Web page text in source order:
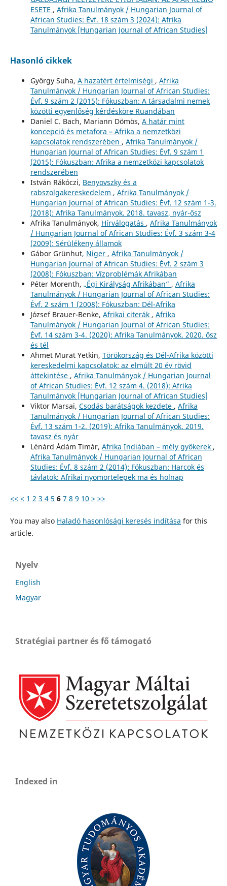
ESETE , Afrika Tanulmányok / Hungarian Journal of
African Studies: Évf. 18 szám 3 (2024): Afrika
Tanulmányok [Hungarian Journal of African Studies]
Hasonló cikkek
György Suha, A hazatért értelmiségi , Afrika
Tanulmányok / Hungarian Journal of African Studies:
Évf. 9 szám 2 (2015): Fókuszban: A társadalmi nemek
közötti egyenlőség kérdésköre Ruandában
Daniel C. Bach, Mariann Dömös, A határ mint
koncepció és metafora – Afrika a nemzetközi
kapcsolatok rendszerében , Afrika Tanulmányok /
Hungarian Journal of African Studies: Évf. 9 szám 1
(2015): Fókuszban: Afrika a nemzetközi kapcsolatok
rendszerében
István Rákóczi, Benyovszky és a
rabszolgakereskedelem , Afrika Tanulmányok /
Hungarian Journal of African Studies: Évf. 12 szám 1-3.
(2018): Afrika Tanulmányok. 2018. tavasz, nyár-ősz
Afrika Tanulmányok, Hírválogatás , Afrika Tanulmányok
/ Hungarian Journal of African Studies: Évf. 3 szám 3-4
(2009): Sérülékeny államok
Gábor Grünhut, Niger , Afrika Tanulmányok /
Hungarian Journal of African Studies: Évf. 2 szám 3
(2008): Fókuszban: Vízproblémák Afrikában
Péter Morenth, „Égi Királyság Afrikában” , Afrika
Tanulmányok / Hungarian Journal of African Studies:
Évf. 2 szám 1 (2008): Fókuszban: Dél-Afrika
József Brauer-Benke, Afrikai citerák , Afrika
Tanulmányok / Hungarian Journal of African Studies:
Évf. 14 szám 3-4. (2020): Afrika Tanulmányok. 2020. ősz
és tél
Ahmet Murat Yetkin, Törökország és Dél-Afrika közötti
kereskedelmi kapcsolatok: az elmúlt 20 év rövid
áttekintése , Afrika Tanulmányok / Hungarian Journal
of African Studies: Évf. 12 szám 4. (2018): Afrika
Tanulmányok [Hungarian Journal of African Studies]
Viktor Marsai, Csodás barátságok kezdete , Afrika
Tanulmányok / Hungarian Journal of African Studies:
Évf. 13 szám 1-2. (2019): Afrika Tanulmányok. 2019.
tavasz és nyár
Lénárd Ádám Timár, Afrika Indiában – mély gyökerek ,
Afrika Tanulmányok / Hungarian Journal of African
Studies: Évf. 8 szám 2 (2014): Fókuszban: Harcok és
távlatok: Afrikai nyomortelepek ma és holnap
<< < 1 2 3 4 5 6 7 8 9 10 > >>
You may also Haladó hasonlósági keresés indítása for this
article.
Nyelv
English
Magyar
Stratégiai partner és fő támogató
Indexed in